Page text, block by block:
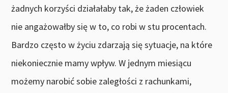
żadnych korzyści działałaby tak, że żaden człowiek
nie angażowałby się w to, co robi w stu procentach.
Bardzo często w życiu zdarzają się sytuacje, na które
niekoniecznie mamy wpływ. W jednym miesiącu
możemy narobić sobie zaległości z rachunkami,